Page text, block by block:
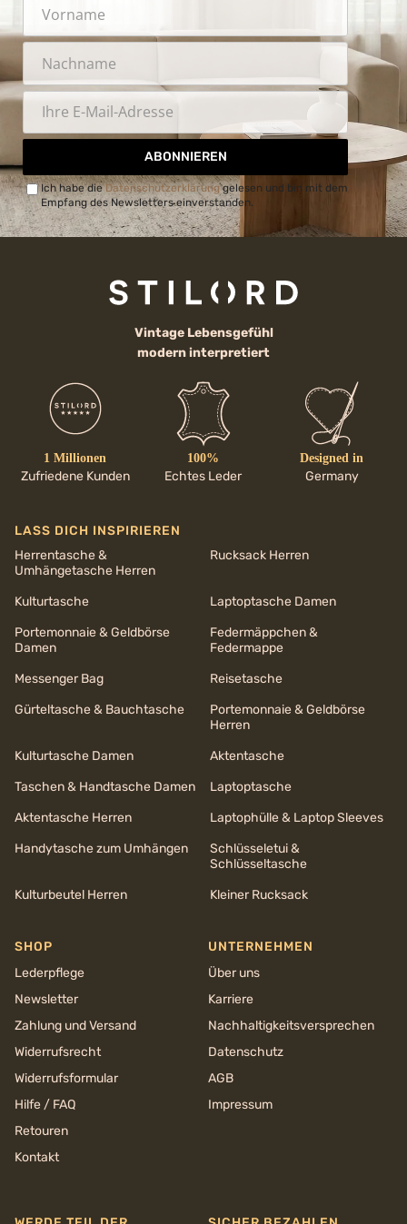
ABONNIEREN
Ich habe dieDatenschutzerklärunggelesen und bin mit dem
Empfang des Newsletters einverstanden.
Vintage Lebensgefühl
modern interpretiert
1 Millionen
Zufriedene Kunden
100%
Echtes Leder
Designed in
Germany
LASS DICH INSPIRIEREN
Herrentasche &
Umhängetasche Herren
Rucksack Herren
Kulturtasche
Laptoptasche Damen
Portemonnaie & Geldbörse
Damen
Federmäppchen &
Federmappe
Messenger Bag
Reisetasche
Gürteltasche & Bauchtasche
Portemonnaie & Geldbörse
Herren
Kulturtasche Damen
Aktentasche
Taschen & Handtasche Damen
Laptoptasche
Aktentasche Herren
Laptophülle & Laptop Sleeves
Handytasche zum Umhängen
Schlüsseletui &
Schlüsseltasche
Kulturbeutel Herren
Kleiner Rucksack
SHOP
Lederpflege
Newsletter
Zahlung und Versand
Widerrufsrecht
Widerrufsformular
Hilfe / FAQ
Retouren
Kontakt
UNTERNEHMEN
Über uns
Karriere
Nachhaltigkeits­versprechen
Datenschutz
AGB
Impressum